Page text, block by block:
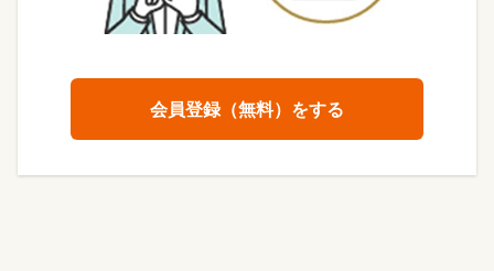
会員登録（無料）をする